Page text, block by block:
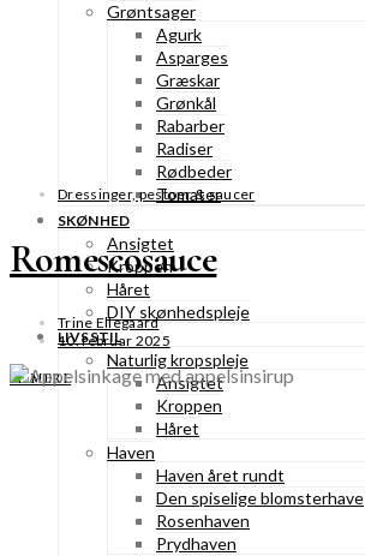
Grøntsager
Agurk
Asparges
Græskar
Grønkål
Rabarber
Radiser
Rødbeder
Tomater
SKØNHED
Ansigtet
Kroppen
Håret
DIY skønhedspleje
LIVSSTIL
Naturlig kropspleje
Ansigtet
Kroppen
Håret
Haven
Haven året rundt
Den spiselige blomsterhave
Rosenhaven
Prydhaven
Dressinger, pestoer & saucer
Romescosauce
Trine Ellegaard
10. februar 2025
SE MERE